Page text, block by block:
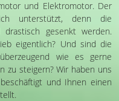
und Elektromotor. Der
unterstützt, denn die
drastisch gesenkt werden.
eigentlich? Und sind die
wie es gerne
zu steigern? Wir haben uns
und Ihnen einen